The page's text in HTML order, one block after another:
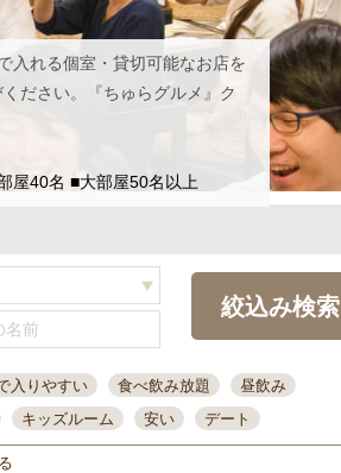
入れる個室・貸切可能なお店を
ださい。『ちゅらグルメ』ク
屋40名 ■大部屋50名以上
絞込み検索
入りやすい 食べ飲み放題
昼飲み
キッズルーム 安い
デート
人数